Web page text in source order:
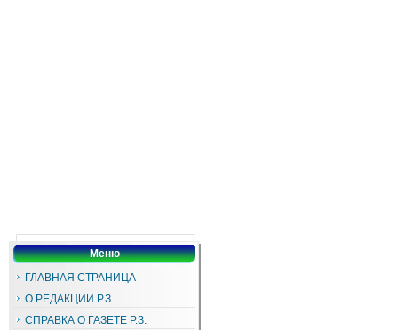
Меню
ГЛАВНАЯ СТРАНИЦА
О РЕДАКЦИИ Р.З.
СПРАВКА О ГАЗЕТЕ Р.З.